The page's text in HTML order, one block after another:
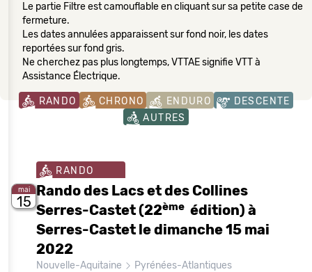
Le partie Filtre est camouflable en cliquant sur sa petite case de
fermeture.
Les dates annulées apparaissent sur fond noir, les dates
reportées sur fond gris.
Ne cherchez pas plus longtemps, VTTAE signifie VTT à
Assistance Électrique.
RANDO CHRONO ENDURO
DESCENTE
AUTRES
mai
15
RANDO
Rando des Lacs et des Collines
Serres-Castet (22ème édition) à
Serres-Castet le dimanche 15 mai
2022
Nouvelle-Aquitaine Pyrénées-Atlantiques